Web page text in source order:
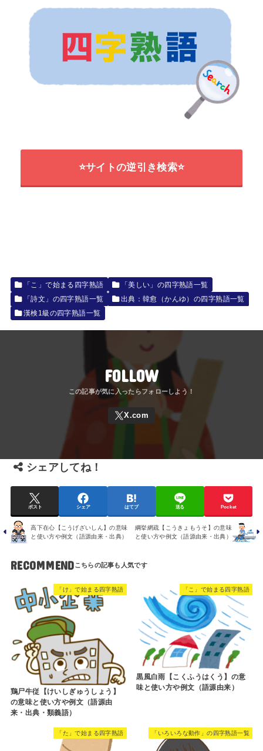
⭐サイトの逆引き検索⭐
「こ」で始まる四字熟語
「美しい」の四字熟語一覧
「詩文」の四字熟語一覧
出典：韓愈（かんゆ）の四字熟語一覧
漢検1級の四字熟語一覧
FOLLOW
シェアしてね！
ポスト シェア はてブ 送る Pocket
高下在心【こうげざいしん】の意味
と使い方や例文（語源由来・出典）
綱挙網疏【こうきょもうそ】の意味
と使い方や例文（語源由来・出典）
RECOMMEND
「け」で始まる四字熟語
鶏尸牛従【けいしぎゅうしょう】
の意味と使い方や例文（語源由
来・出典・類義語）
「こ」で始まる四字熟語
黒風白雨【こくふうはくう】の意
味と使い方や例文（語源由来）
「た」で始まる四字熟語 「いろいろな動作」の四字熟語一覧